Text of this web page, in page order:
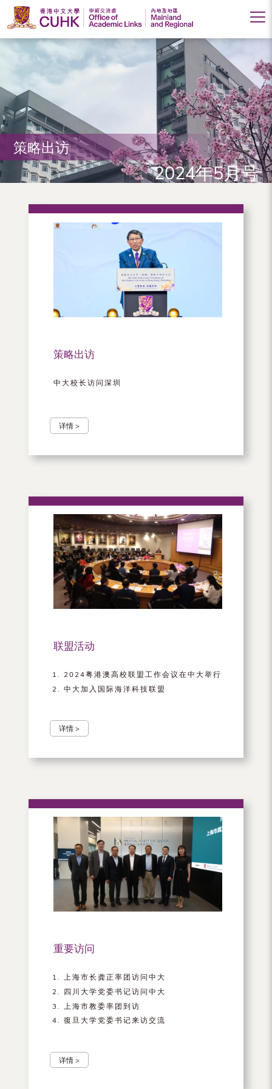
香
港
中
文
大
学
学
策略出访
2024年5月号
策略出访
中大校长访问深圳
详情 >
联盟活动
2024粤港澳高校联盟工作会议在中大举行
中大加入国际海洋科技联盟
详情 >
重要访问
上海市长龚正率团访问中大
四川大学党委书记访问中大
上海市教委率团到访
復旦大学党委书记来访交流
详情 >